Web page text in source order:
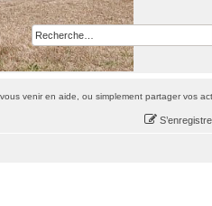
venir en aide, ou simplement partager vos